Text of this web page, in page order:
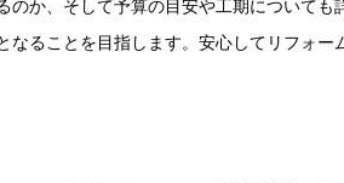
か、そして予算の目安や工期についても
ることを目指します。安心してリフォー